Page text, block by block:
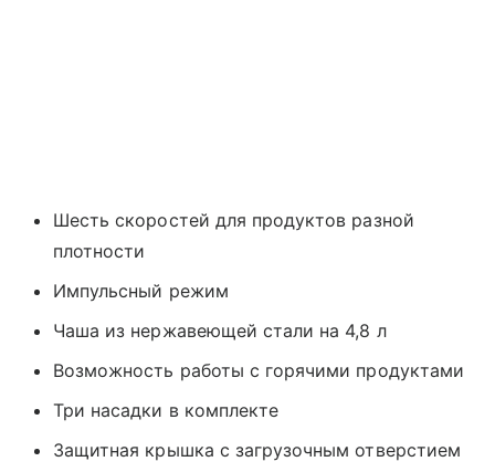
Шесть скоростей для продуктов разной
плотности
Импульсный режим
Чаша из нержавеющей стали на 4,8 л
Возможность работы с горячими продуктами
Три насадки в комплекте
Защитная крышка с загрузочным отверстием